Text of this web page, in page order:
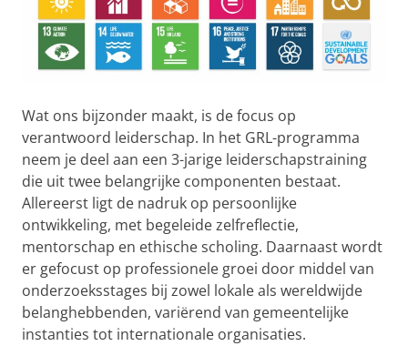
Wat ons bijzonder maakt, is de focus op
verantwoord leiderschap. In het GRL-programma
neem je deel aan een 3-jarige leiderschapstraining
die uit twee belangrijke componenten bestaat.
Allereerst ligt de nadruk op persoonlijke
ontwikkeling, met begeleide zelfreflectie,
mentorschap en ethische scholing. Daarnaast wordt
er gefocust op professionele groei door middel van
onderzoeksstages bij zowel lokale als wereldwijde
belanghebbenden, variërend van gemeentelijke
instanties tot internationale organisaties.